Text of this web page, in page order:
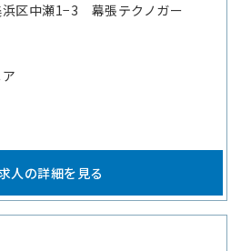
浜区中瀬1−3 幕張テクノガー
人の詳細を見る